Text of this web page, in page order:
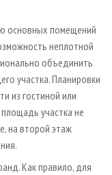
основных помещений
неплотной
объединить
участка. Планировки
из гостиной или
участка не
на второй этаж
Как правило, для